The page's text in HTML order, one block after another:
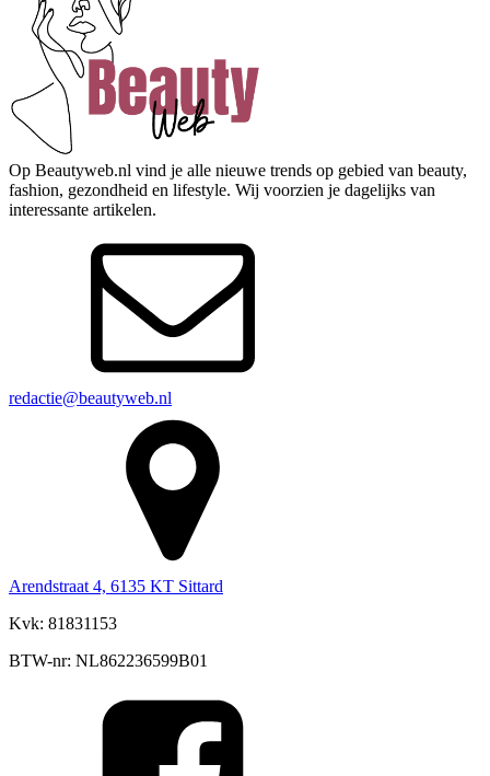
Op Beautyweb.nl vind je alle nieuwe trends op gebied van beauty,
fashion, gezondheid en lifestyle. Wij voorzien je dagelijks van
interessante artikelen.
redactie@beautyweb.nl
Arendstraat 4, 6135 KT Sittard
Kvk: 81831153
BTW-nr: NL862236599B01